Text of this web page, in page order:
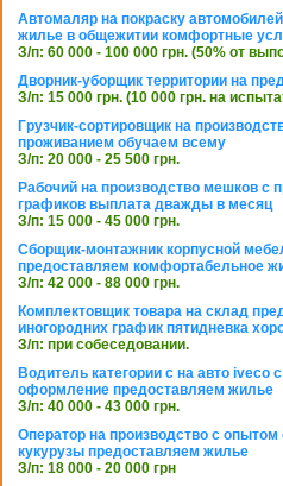
Автомаляр на покраску
жилье в общежитии комфортные
З/п: 60 000 - 100 000 грн. (50% от
Дворник-уборщик территории на
З/п: 15 000 грн. (10 000 грн. на
Грузчик-сортировщик на
проживанием обучаем всему
З/п: 20 000 - 25 500 грн.
Рабочий на производство мешков с
графиков выплата дважды в месяц
З/п: 15 000 - 45 000 грн.
Сборщик-монтажник корпусной
предоставляем комфортабельное
З/п: 42 000 - 88 000 грн.
Комплектовщик товара на склад
иногородних график пятидневка
З/п: при собеседовании.
Водитель категории с на авто
оформление предоставляем жилье
З/п: 40 000 - 43 000 грн.
Оператор на производство с опытом
кукурузы предоставляем жилье
З/п: 18 000 - 20 000 грн